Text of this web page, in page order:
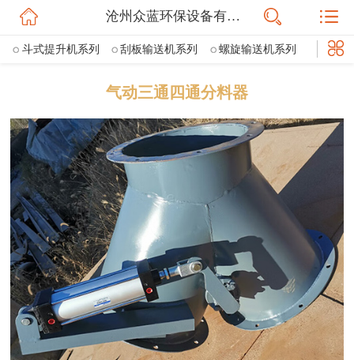
网站首页
信息动态
产品展示
联系我们
沧州众蓝环保设备有限公司
斗式提升机系列 刮板输送机系列 螺旋输送机系列
通风蝶阀 三通分料阀
斜槽流量阀 ZESX双层重锤翻板卸灰阀 气动三通四通分料器
VOCS催化燃烧设备 活性炭吸附箱 UV光氧净化器
等离子净化器 喷淋塔净化器 离线脉冲布袋除尘器
旋风除尘器 滤筒除尘器 电磁脉冲阀 脉冲控制仪
除尘器骨架 除尘器布袋 焊烟净化器
打磨平台除尘器
气动三通四通分料器